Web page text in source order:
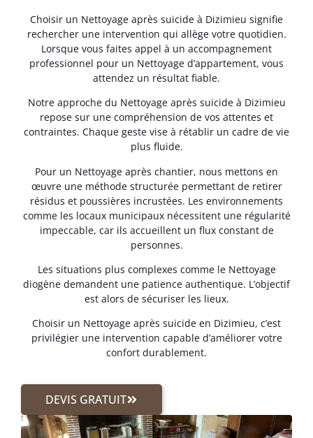
Choisir un Nettoyage après suicide à Dizimieu signifie
rechercher une intervention qui allège votre quotidien.
Lorsque vous faites appel à un accompagnement
professionnel pour un Nettoyage d’appartement, vous
attendez un résultat fiable.
Notre approche du Nettoyage après suicide à Dizimieu
repose sur une compréhension de vos attentes et
contraintes. Chaque geste vise à rétablir un cadre de vie
plus fluide.
Pour un Nettoyage après chantier, nous mettons en
œuvre une méthode structurée permettant de retirer
résidus et poussières incrustées. Les environnements
comme les locaux municipaux nécessitent une régularité
impeccable, car ils accueillent un flux constant de
personnes.
Les situations plus complexes comme le Nettoyage
diogène demandent une patience authentique. L’objectif
est alors de sécuriser les lieux.
Choisir un Nettoyage après suicide en Dizimieu, c’est
privilégier une intervention capable d’améliorer votre
confort durablement.
DEVIS GRATUIT